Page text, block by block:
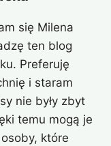
się Milena
ten blog
Preferuję
i staram
nie były zbyt
temu mogą je
które